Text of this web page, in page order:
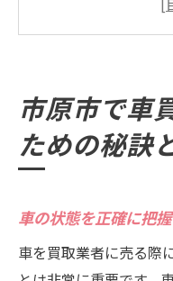
ハッピーカーズ
る方法
迅速な手続き
他社との比
市原市で車
ための秘訣
車の状態を正確に把
車を買取業者に売る際